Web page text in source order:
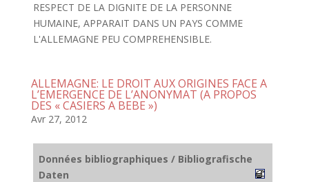
RESPECT DE LA DIGNITE DE LA PERSONNE
HUMAINE, APPARAIT DANS UN PAYS COMME
L'ALLEMAGNE PEU COMPREHENSIBLE.
ALLEMAGNE: LE DROIT AUX ORIGINES FACE A
L’EMERGENCE DE L’ANONYMAT (A PROPOS
DES « CASIERS A BEBE »)
Avr 27, 2012
Données bibliographiques / Bibliografische
Daten